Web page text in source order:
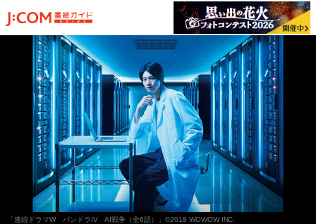
「連続ドラマW パンドラIV AI戦争（全6話）」©2018 WOWOW INC.